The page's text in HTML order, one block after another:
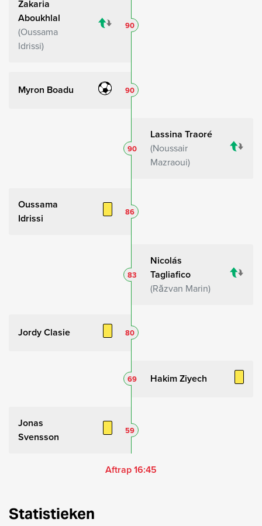
Zakaria
Aboukhlal
Oussama
Idrissi
90
Myron Boadu 90
Lassina Traoré
Noussair
Mazraoui
90
Oussama
Idrissi
86
Nicolás
Tagliafico
Răzvan Marin
83
Jordy Clasie 80
Hakim Ziyech
69
Jonas
Svensson
59
Aftrap 16:45
Statistieken